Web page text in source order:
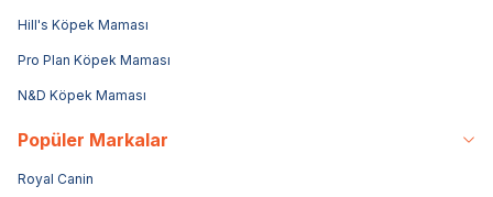
Hill's Köpek Maması
Pro Plan Köpek Maması
N&D Köpek Maması
Popüler Markalar
Royal Canin